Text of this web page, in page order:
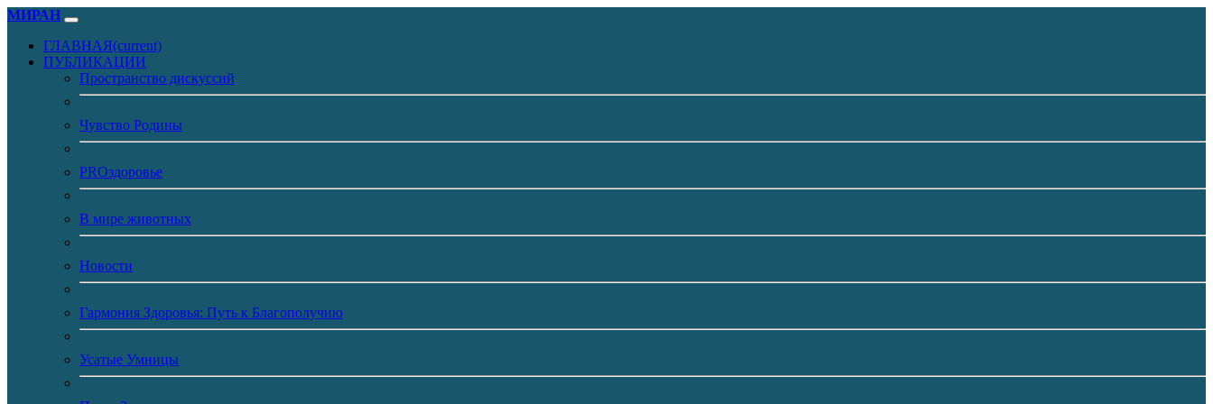
МИРАН
ГЛАВНАЯ(current)
ПУБЛИКАЦИИ
Пространство дискуссий
Чувство Родины
PROздоровье
В мире животных
Новости
Гармония Здоровья: Путь к Благополучию
Усатые Умницы